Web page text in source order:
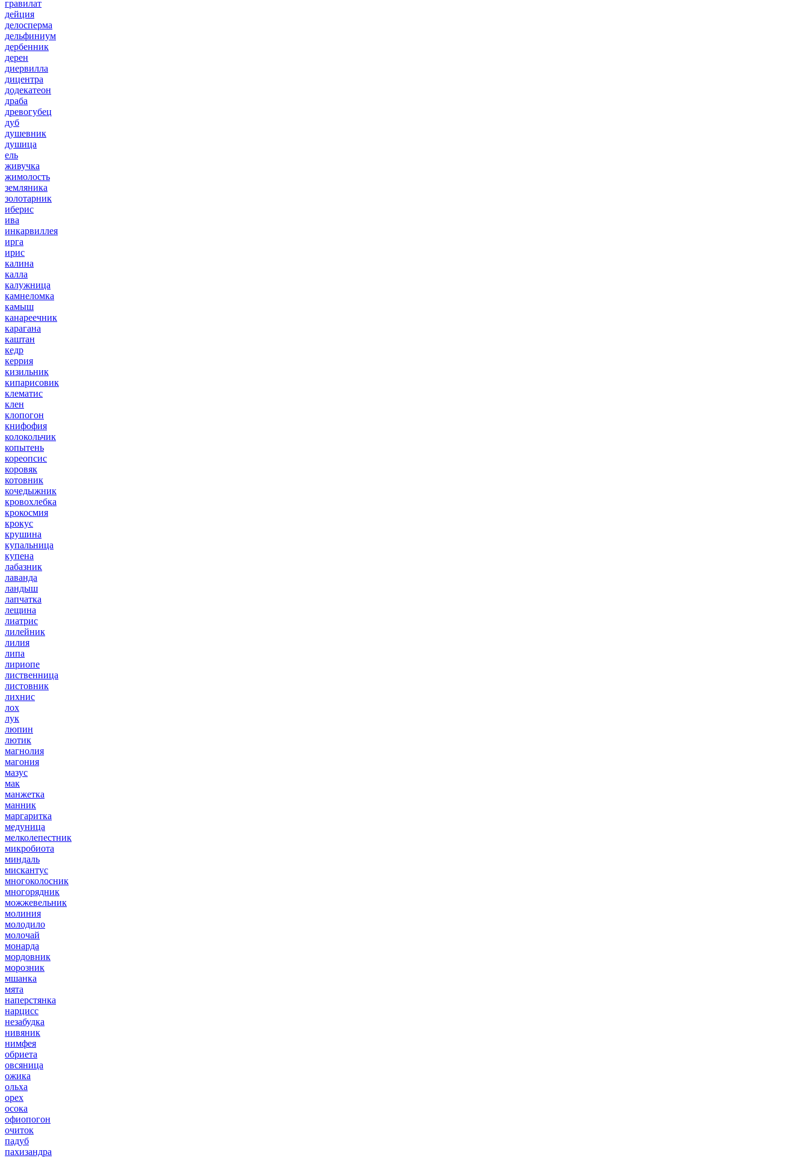
гравилат
дейция
делосперма
дельфиниум
дербенник
дерен
диервилла
дицентра
додекатеон
драба
древогубец
дуб
душевник
душица
ель
живучка
жимолость
земляника
золотарник
иберис
ива
инкарвиллея
ирга
ирис
калина
калла
калужница
камнеломка
камыш
канареечник
карагана
каштан
кедр
керрия
кизильник
кипарисовик
клематис
клен
клопогон
книфофия
колокольчик
копытень
кореопсис
коровяк
котовник
кочедыжник
кровохлебка
крокосмия
крокус
крушина
купальница
купена
лабазник
лаванда
ландыш
лапчатка
лещина
лиатрис
лилейник
лилия
липа
лириопе
лиственница
листовник
лихнис
лох
лук
люпин
лютик
магнолия
магония
мазус
мак
манжетка
манник
маргаритка
медуница
мелколепестник
микробиота
миндаль
мискантус
многоколосник
многорядник
можжевельник
молиния
молодило
молочай
монарда
мордовник
морозник
мшанка
мята
наперстянка
нарцисс
незабудка
нивяник
нимфея
обриета
овсяница
ожика
ольха
орех
осока
офиопогон
очиток
падуб
пахизандра